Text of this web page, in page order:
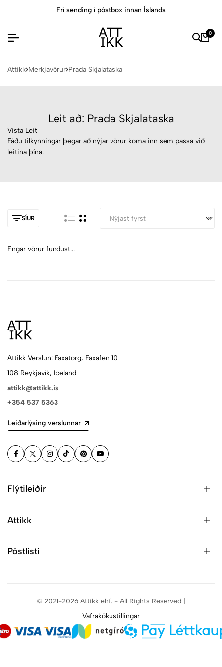
Frí sending í póstbox innan Íslands
0
Attikk Merkjavörur Prada Skjalataska
Leit að: Prada Skjalataska
Vista Leit
Fáðu tilkynningar þegar að nýjar vörur koma inn sem passa við
leitina þína.
SÍUR
Engar vörur fundust...
Attikk Verslun: Faxatorg, Faxafen 10
108 Reykjavík, Iceland
attikk@attikk.is
+354 537 5363
Leiðarlýsing verslunnar
Flýtileiðir
Attikk
Póstlisti
© 2021-2026 Attikk ehf. - All Rights Reserved |
Vafrakökustillingar